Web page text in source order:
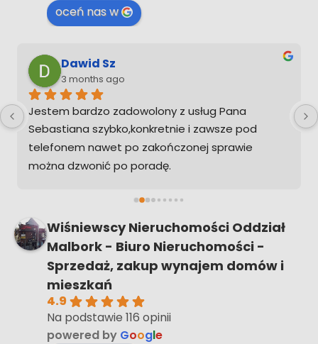
oceń nas w
Dawid Sz
3 months ago
Jestem bardzo zadowolony z usług Pana
Sebastiana szybko,konkretnie i zawsze pod
telefonem nawet po zakończonej sprawie
można dzwonić po poradę.
nieruchomość na pewno zadzwonię żebym nie
musiał ogarniać tego sam
Wiśniewscy Nieruchomości Oddział
Malbork - Biuro Nieruchomości -
Sprzedaż, zakup wynajem domów i
mieszkań
4.9
Na podstawie 116 opinii
powered by Google